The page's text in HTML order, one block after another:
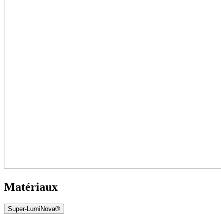
Matériaux
Super-LumiNova®